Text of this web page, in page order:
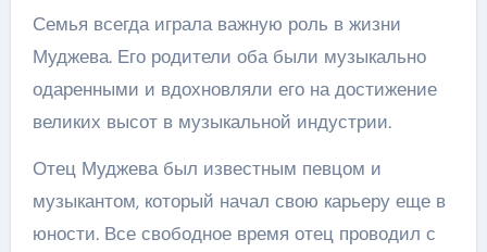
Семья всегда играла важную роль в жизни
Муджева. Его родители оба были музыкально
одаренными и вдохновляли его на достижение
великих высот в музыкальной индустрии.
Отец Муджева был известным певцом и
музыкантом, который начал свою карьеру еще в
юности. Все свободное время отец проводил с